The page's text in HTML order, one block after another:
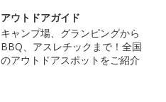
アウトドアガイド
キャンプ場、グランピングから
BBQ、アスレチックまで！全国
のアウトドアスポットをご紹介